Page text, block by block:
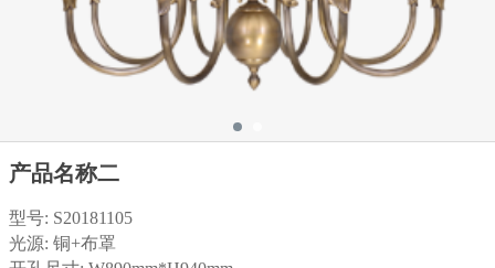
产品名称二
型号: S20181105
光源: 铜+布罩